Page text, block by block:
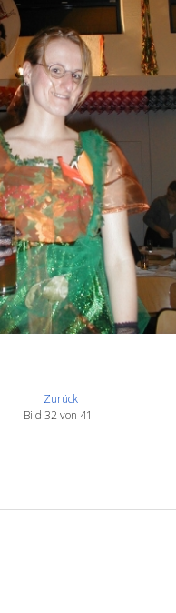
Zurück
Bild 32 von 41